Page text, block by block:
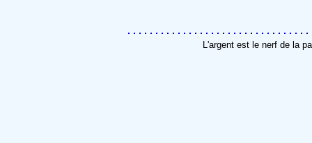
L'argent est le nerf de la